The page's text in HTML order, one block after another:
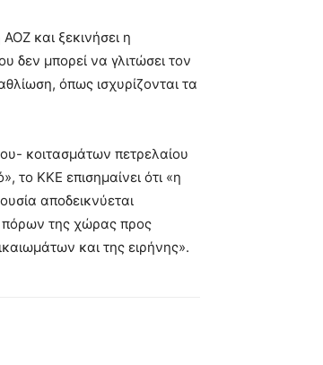
και ξεκινήσει η
δεν μπορεί να γλιτώσει τον
όπως ισχυρίζονται τα
κοιτασμάτων πετρελαίου
το ΚΚΕ επισημαίνει ότι «η
αποδεικνύεται
πόρων της χώρας προς
και της ειρήνης».